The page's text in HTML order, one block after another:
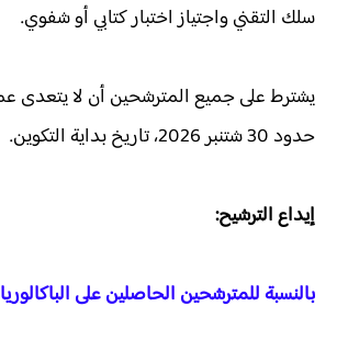
سلك التقني واجتياز اختبار كتابي أو شفوي.
حدود 30 شتنبر 2026، تاريخ بداية التكوين.
إيداع الترشيح:
بالنسبة للمترشحين الحاصلين على الباكالوريا